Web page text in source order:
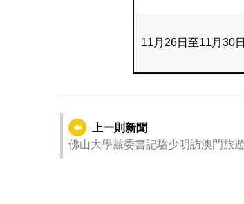
11月26日至11月30日
上一則新聞